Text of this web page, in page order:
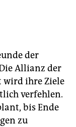
der
Allianz der
wird ihre Ziele
verfehlen.
bis Ende
zu